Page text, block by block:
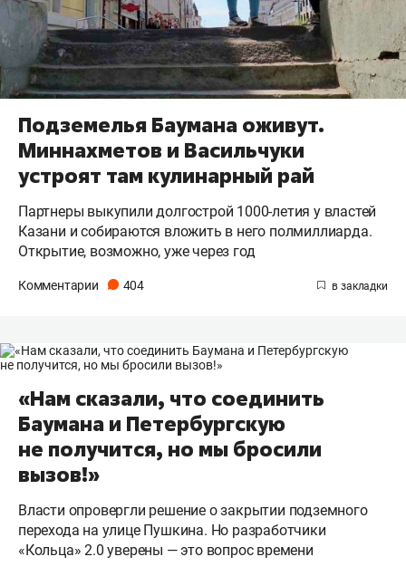
Подземелья Баумана оживут.
Миннахметов и Васильчуки
устроят там кулинарный рай
Партнеры выкупили долгострой 1000-летия у властей
Казани и собираются вложить в него полмиллиарда.
Открытие, возможно, уже через год
Комментарии 404
«Нам сказали, что соединить
Баумана и Петербургскую
не получится, но мы бросили
вызов!»
Власти опровергли решение о закрытии подземного
перехода на улице Пушкина. Но разработчики
«Кольца» 2.0 уверены — это вопрос времени